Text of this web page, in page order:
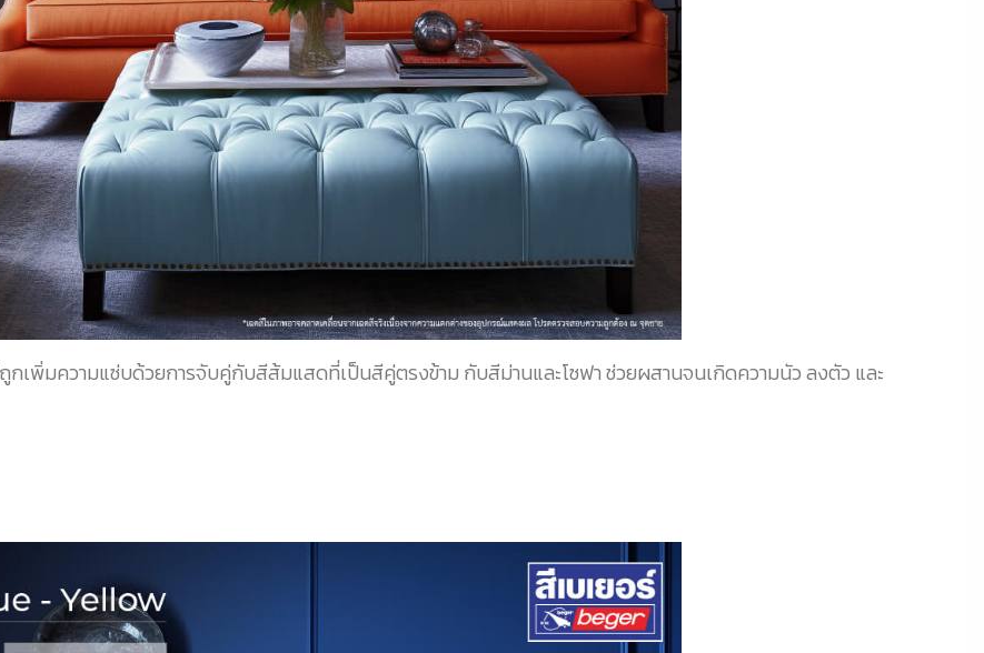
เพิ่มความแซ่บด้วยการจับคู่กับสีส้มแสดที่เป็นสีคู่ตรงข้าม กับสีม่านและโซฟา ช่วยผสานจนเกิดความนัว ลงตัว และ